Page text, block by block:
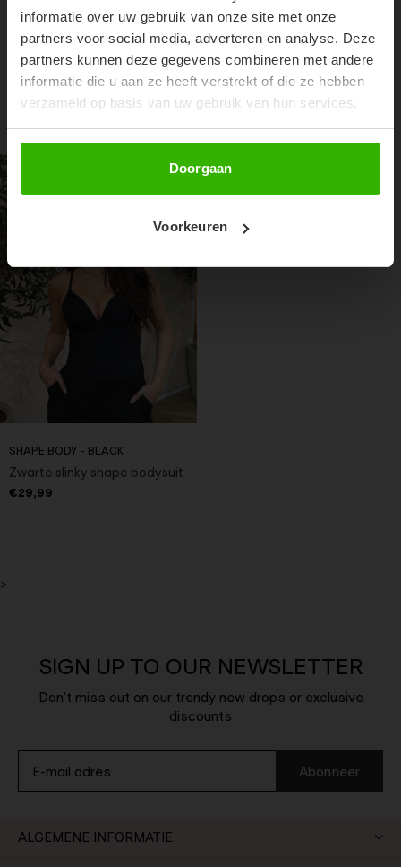
informatie over uw gebruik van onze site met onze
partners voor social media, adverteren en analyse. Deze
partners kunnen deze gegevens combineren met andere
informatie die u aan ze heeft verstrekt of die ze hebben
verzameld op basis van uw gebruik van hun services.
Doorgaan
Voorkeuren
RECENTE ARTIKELEN
SHAPE BODY - BLACK
Zwarte slinky shape bodysuit
€29,99
>
SIGN UP TO OUR NEWSLETTER
Don't miss out on our trendy new drops or exclusive
discounts
Abonneer
ALGEMENE INFORMATIE